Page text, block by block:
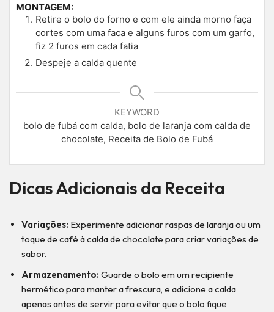
MONTAGEM:
Retire o bolo do forno e com ele ainda morno faça
cortes com uma faca e alguns furos com um garfo,
fiz 2 furos em cada fatia
Despeje a calda quente
KEYWORD
bolo de fubá com calda, bolo de laranja com calda de
chocolate, Receita de Bolo de Fubá
Dicas Adicionais da Receita
Variações: Experimente adicionar raspas de laranja ou um
toque de café à calda de chocolate para criar variações de
sabor.
Armazenamento: Guarde o bolo em um recipiente
hermético para manter a frescura, e adicione a calda
apenas antes de servir para evitar que o bolo fique